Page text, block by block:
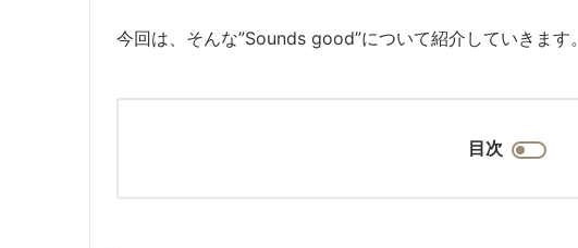
今回は、そんな”Sounds good”について紹介していきます。
目次